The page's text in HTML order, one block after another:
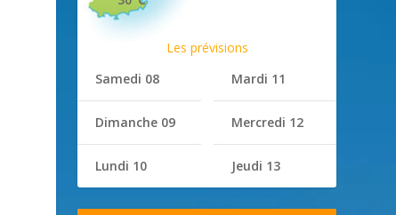
Les prévisions
Samedi 08
Dimanche 09
Lundi 10
Mardi 11
Mercredi 12
Jeudi 13